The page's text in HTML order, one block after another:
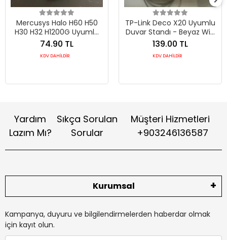
Mercusys Halo H60 H50
H30 H32 H1200G Uyumlu
Duvar Askı Aparatı
74.90 TL
KDV DAHİLDİR
TP-Link Deco X20 Uyumlu
Duvar Standı - Beyaz WiFi
6 Mesh Askı Aparatı
139.00 TL
KDV DAHİLDİR
Yardım
Lazım Mı?
Sıkça Sorulan
Sorular
Müşteri Hizmetleri
+903246136587
Kurumsal
Kampanya, duyuru ve bilgilendirmelerden haberdar olmak
için kayıt olun.